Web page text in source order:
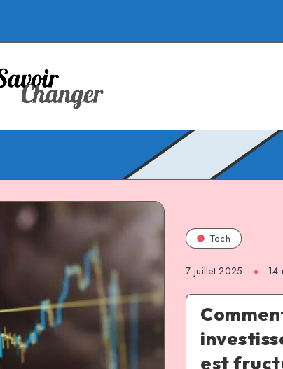
Tech
7 juillet 2025 14
est